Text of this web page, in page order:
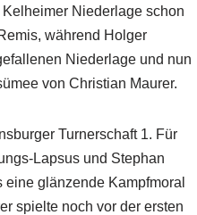
Niederlage schon
während Holger
Niederlage und nun
von Christian Maurer.
Turnerschaft 1. Für
Lapsus und Stephan
glänzende Kampfmoral
spielte noch vor der ersten